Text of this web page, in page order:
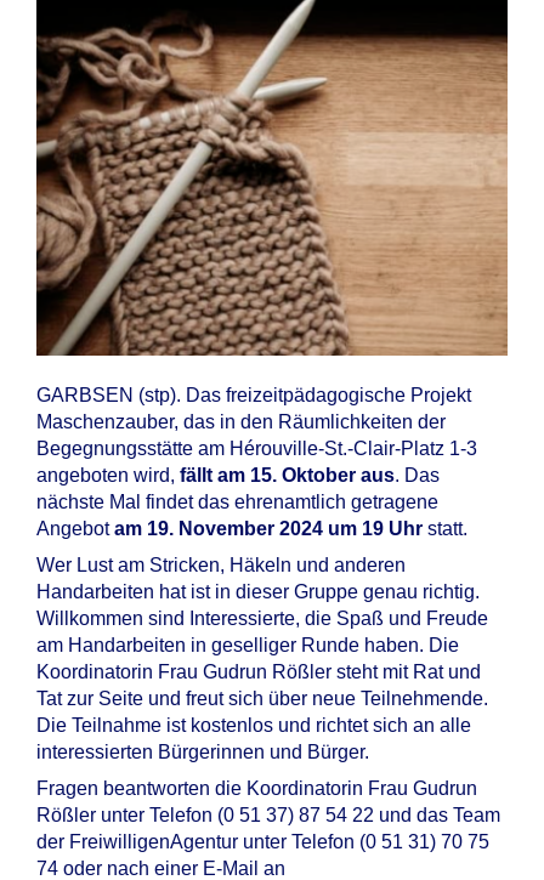
GARBSEN (stp). Das freizeitpädagogische Projekt
Maschenzauber, das in den Räumlichkeiten der
Begegnungsstätte am Hérouville-St.-Clair-Platz 1-3
angeboten wird, fällt am 15. Oktober aus. Das
nächste Mal findet das ehrenamtlich getragene
Angebotam 19. November 2024 um 19 Uhr statt.
Wer Lust am Stricken, Häkeln und anderen
Handarbeiten hat ist in dieser Gruppe genau richtig.
Willkommen sind Interessierte, die Spaß und Freude
am Handarbeiten in geselliger Runde haben. Die
Koordinatorin Frau Gudrun Rößler steht mit Rat und
Tat zur Seite und freut sich über neue Teilnehmende.
Die Teilnahme ist kostenlos und richtet sich an alle
interessierten Bürgerinnen und Bürger.
Fragen beantworten die Koordinatorin Frau Gudrun
Rößler unter Telefon (0 51 37) 87 54 22 und das Team
der FreiwilligenAgentur unter Telefon (0 51 31) 70 75
74 oder nach einer E-Mail an